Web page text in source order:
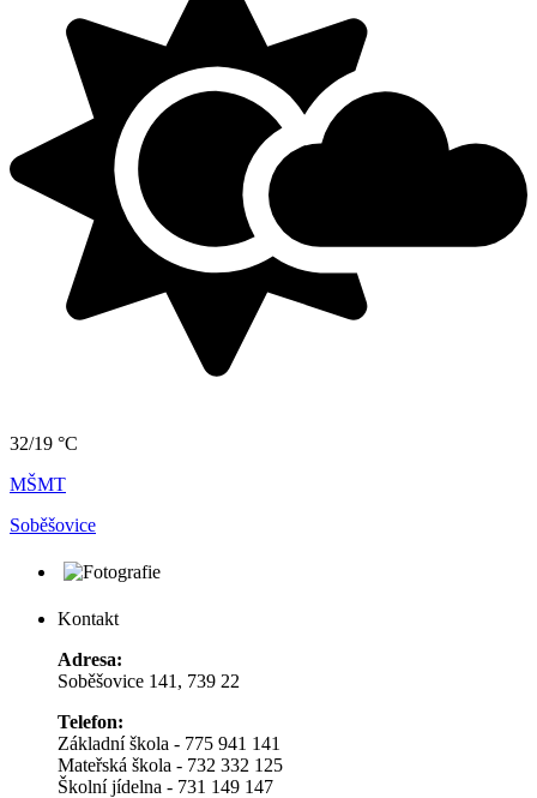
32/19 °C
MŠMT
Soběšovice
Kontakt
Adresa:
Soběšovice 141, 739 22
Telefon:
Základní škola - 775 941 141
Mateřská škola - 732 332 125
Školní jídelna - 731 149 147